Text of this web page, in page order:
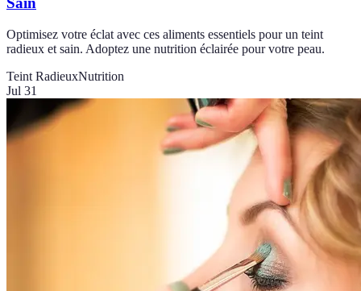
Optimisez votre éclat avec ces aliments essentiels pour un teint
radieux et sain. Adoptez une nutrition éclairée pour votre peau.
Teint RadieuxNutrition
Jul 31